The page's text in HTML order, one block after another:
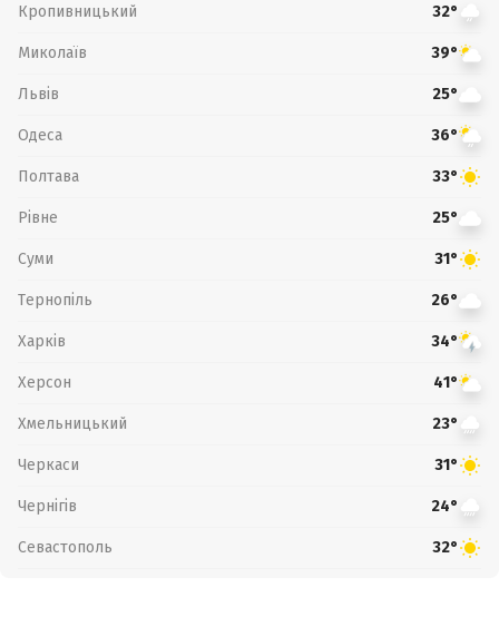
Кропивницький 32°
Миколаїв 39°
Львів 25°
Одеса 36°
Полтава 33°
Рівне 25°
Суми 31°
Тернопіль 26°
Харків 34°
Херсон 41°
Хмельницький 23°
Черкаси 31°
Чернігів 24°
Севастополь 32°